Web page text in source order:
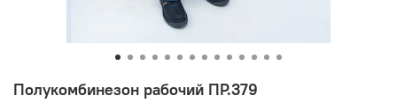
Полукомбинезон рабочий ПР.379